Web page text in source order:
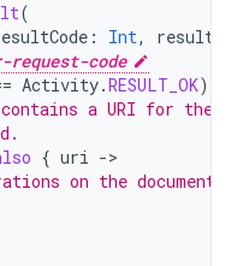
(
: Int,
request-code
Activity.RESULT_OK)
a URI for the
{ uri ->
on the